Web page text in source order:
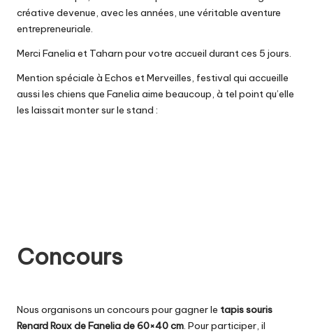
créative devenue, avec les années, une véritable aventure
entrepreneuriale.
Merci Fanelia et Taharn pour votre accueil durant ces 5 jours.
Mention spéciale à Echos et Merveilles, festival qui accueille
aussi les chiens que Fanelia aime beaucoup, à tel point qu’elle
les laissait monter sur le stand :
Concours
Nous organisons un concours pour gagner le tapis souris
Renard Roux de Fanelia de 60×40 cm. Pour participer, il